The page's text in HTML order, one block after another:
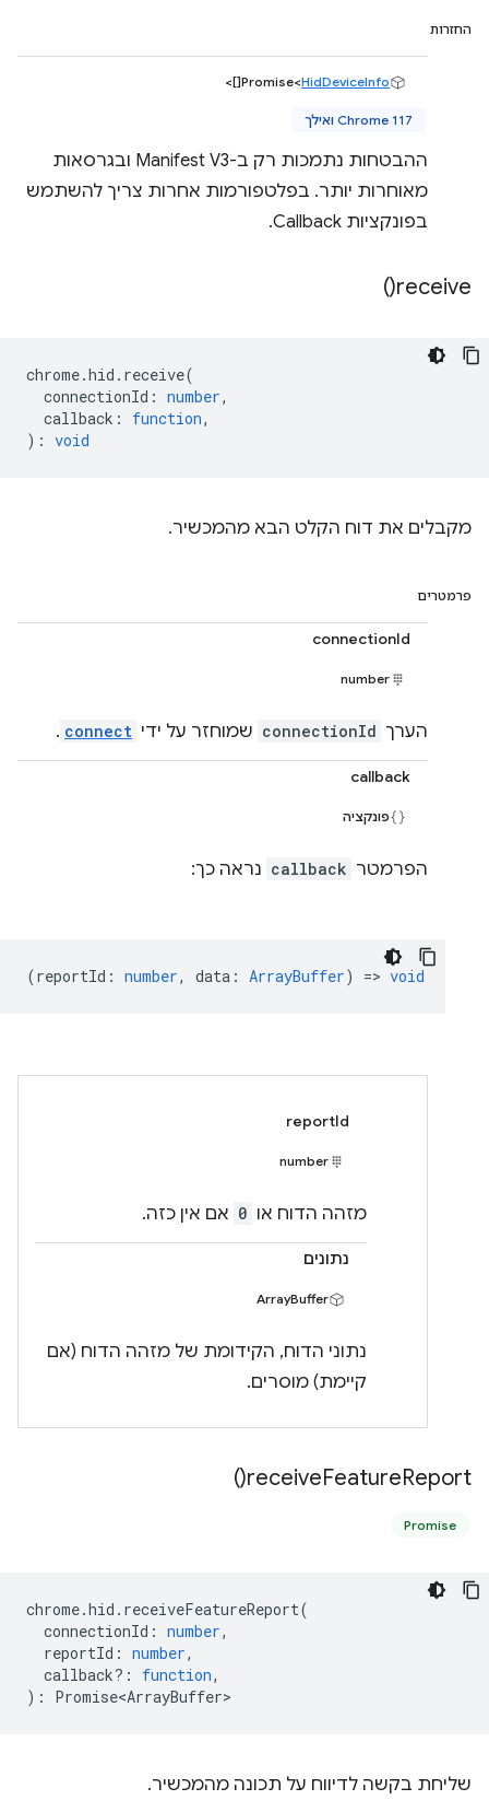
החזרות
Promise<HidDeviceInfo
[]>
Chrome 117 ואילך
ההבטחות נתמכות רק ב-Manifest V3 ובגרסאות
מאוחרות יותר. בפלטפורמות אחרות צריך להשתמש
בפונקציות Callback.
receive(
)
chrome.hid . receive(
connectionId : number,
callback : function,
) : void
מקבלים את דוח הקלט הבא מהמכשיר.
פרמטרים
connectionId
number
הערך connectionId שמוחזר על ידי connect
.
callback
פונקציה
הפרמטר callback נראה כך:
(reportId : number, data : ArrayBuffer) => void
reportId
number
מזהה הדוח או 0 אם אין כזה.
נתונים
ArrayBuffer
נתוני הדוח, הקידומת של מזהה הדוח (אם
קיימת) מוסרים.
receiveFeatureReport(
)
Promise
chrome.hid . receiveFeatureReport(
connectionId : number,
reportId : number,
callback? : function,
) : Promise<ArrayBuffer>
שליחת בקשה לדיווח על תכונה מהמכשיר.